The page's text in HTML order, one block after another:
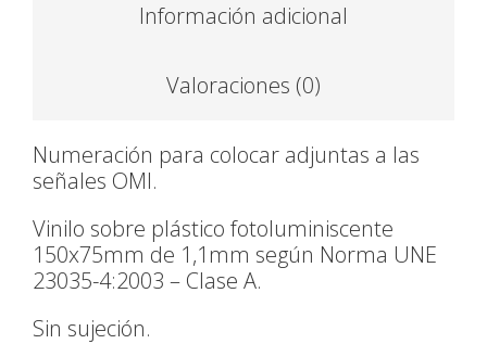
Información adicional
Valoraciones (0)
Numeración para colocar adjuntas a las
señales OMI.
Vinilo sobre plástico fotoluminiscente
150x75mm de 1,1mm según Norma UNE
23035-4:2003 – Clase A.
Sin sujeción.